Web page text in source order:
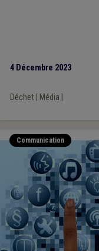
4 Décembre 2023
Déchet| Média
Communication